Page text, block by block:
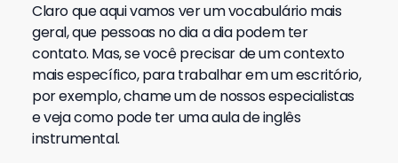
Claro que aqui vamos ver um vocabulário mais
geral, que pessoas no dia a dia podem ter
contato. Mas, se você precisar de um contexto
mais específico, para trabalhar em um escritório,
por exemplo, chame um de nossos especialistas
e veja como pode ter uma aula de inglês
instrumental.